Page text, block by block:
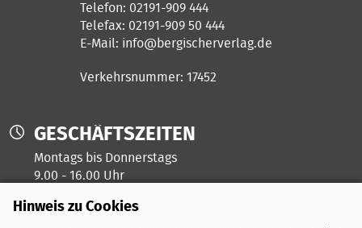
Telefon: 02191-909 444
Telefax: 02191-909 50 444
E-Mail: info@bergischerverlag.de
Verkehrsnummer: 17452
GESCHÄFTSZEITEN
Montags bis Donnerstags
9.00 - 16.00 Uhr
Freitags ist unser Kreativtag
Hinweis zu Cookies